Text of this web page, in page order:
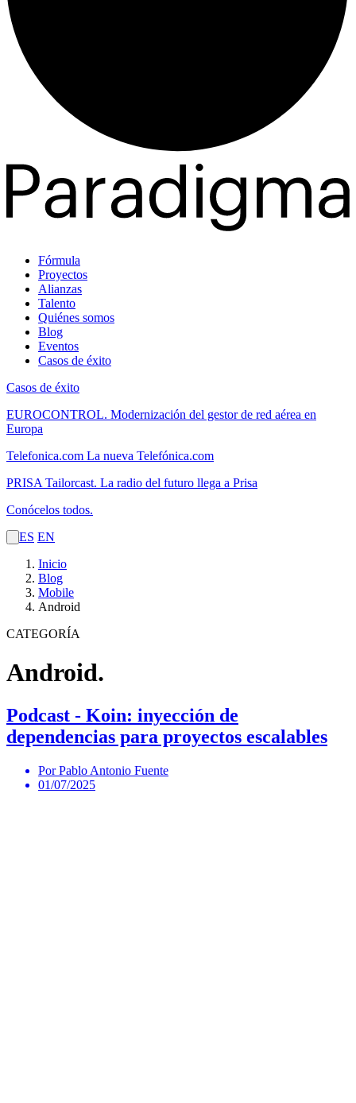
Fórmula
Proyectos
Alianzas
Talento
Quiénes somos
Blog
Eventos
Casos de éxito
Casos de éxito
EUROCONTROL. Modernización del gestor de red aérea en
Europa
Telefonica.com La nueva Telefónica.com
PRISA Tailorcast. La radio del futuro llega a Prisa
Conócelos todos.
ES EN
Inicio
Blog
Mobile
Android
CATEGORÍA
Android.
Podcast - Koin: inyección de
dependencias para proyectos escalables
Por Pablo Antonio Fuente
01/07/2025